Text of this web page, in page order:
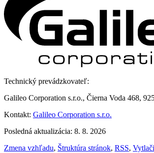
Technický prevádzkovateľ:
Galileo Corporation s.r.o., Čierna Voda 468,
Kontakt: Galileo Corporation s.r.o.
Posledná aktualizácia: 8. 8. 2026
Zmena vzhľadu, Štruktúra stránok, RSS,